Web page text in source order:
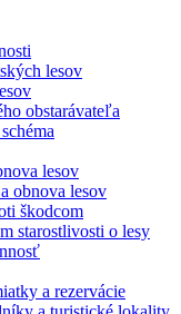
lesov
obstarávateľa
lesov
obnova lesov
škodcom
starostlivosti o lesy
a rezervácie